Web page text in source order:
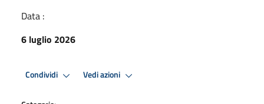
Data :
6 luglio 2026
Condividi Vedi azioni